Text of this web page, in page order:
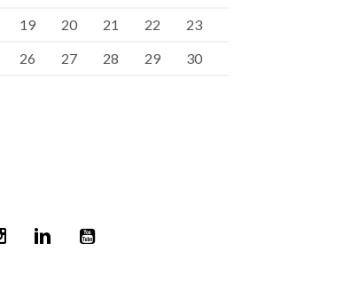
19 20 21 22
23
26 27 28 29
30